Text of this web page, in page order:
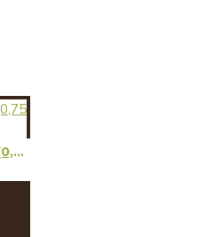
Modra frankinja, Frelih (0,75 l)